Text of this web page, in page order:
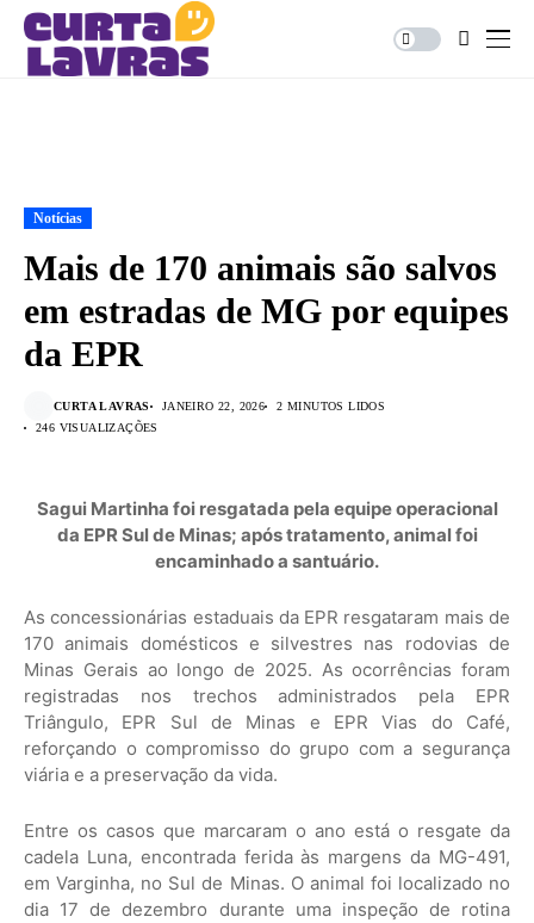
Notícias
Mais de 170 animais são salvos
em estradas de MG por equipes
da EPR
CURTA LAVRAS JANEIRO 22, 2026
2 MINUTOS LIDOS
246 VISUALIZAÇÕES
Sagui Martinha foi resgatada pela equipe operacional
da EPR Sul de Minas; após tratamento, animal foi
encaminhado a santuário.
As concessionárias estaduais da EPR resgataram mais de
170 animais domésticos e silvestres nas rodovias de
Minas Gerais ao longo de 2025. As ocorrências foram
registradas nos trechos administrados pela EPR
Triângulo, EPR Sul de Minas e EPR Vias do Café,
reforçando o compromisso do grupo com a segurança
viária e a preservação da vida.
Entre os casos que marcaram o ano está o resgate da
cadela Luna, encontrada ferida às margens da MG-491,
em Varginha, no Sul de Minas. O animal foi localizado no
dia 17 de dezembro durante uma inspeção de rotina